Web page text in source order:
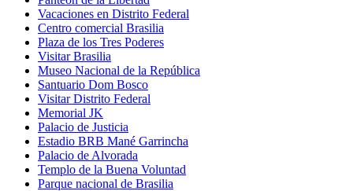
Vacaciones en Distrito Federal
Centro comercial Brasilia
Plaza de los Tres Poderes
Visitar Brasilia
Museo Nacional de la República
Santuario Dom Bosco
Visitar Distrito Federal
Memorial JK
Palacio de Justicia
Estadio BRB Mané Garrincha
Palacio de Alvorada
Templo de la Buena Voluntad
Parque nacional de Brasilia